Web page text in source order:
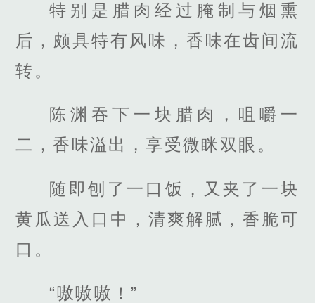
特别是腊肉经过腌制与烟熏
后，颇具特有风味，香味在齿间流
转。
陈渊吞下一块腊肉，咀嚼一
二，香味溢出，享受微眯双眼。
随即刨了一口饭，又夹了一块
黄瓜送入口中，清爽解腻，香脆可
口。
“嗷嗷嗷！”